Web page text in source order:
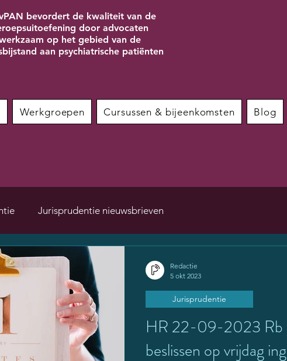
bevordert de kwaliteit van de
door advocaten
op het gebied van de
aan psychiatrische patiënten
Werkgroepen Cursussen & bijeenkomsten Blog
Jurisprudentie nieuwsbrieven
HR 22-09-2023 Rb
beslissen op vrijdag
Jurisprudentie
Redactie
5 okt 2023